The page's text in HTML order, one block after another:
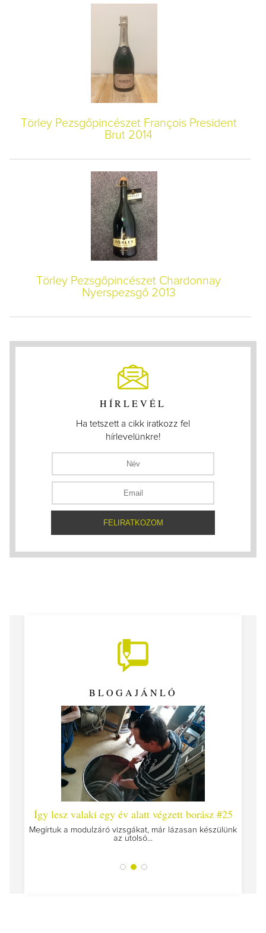
Törley Pezsgőpincészet François President
Brut 2014
Törley Pezsgőpincészet Chardonnay
Nyerspezsgő 2013
HÍRLEVÉL
Ha tetszett a cikk iratkozz fel
hírlevelünkre!
BLOGAJÁNLÓ
Így lesz valaki egy év alatt végzett borász #25
Megírtuk a modulzáró vizsgákat, már lázasan készülünk
az utolsó...